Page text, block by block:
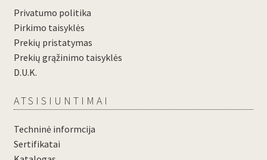
Privatumo politika
Pirkimo taisyklės
Prekių pristatymas
Prekių grąžinimo taisyklės
D.U.K.
ATSISIUNTIMAI
Techninė informcija
Sertifikatai